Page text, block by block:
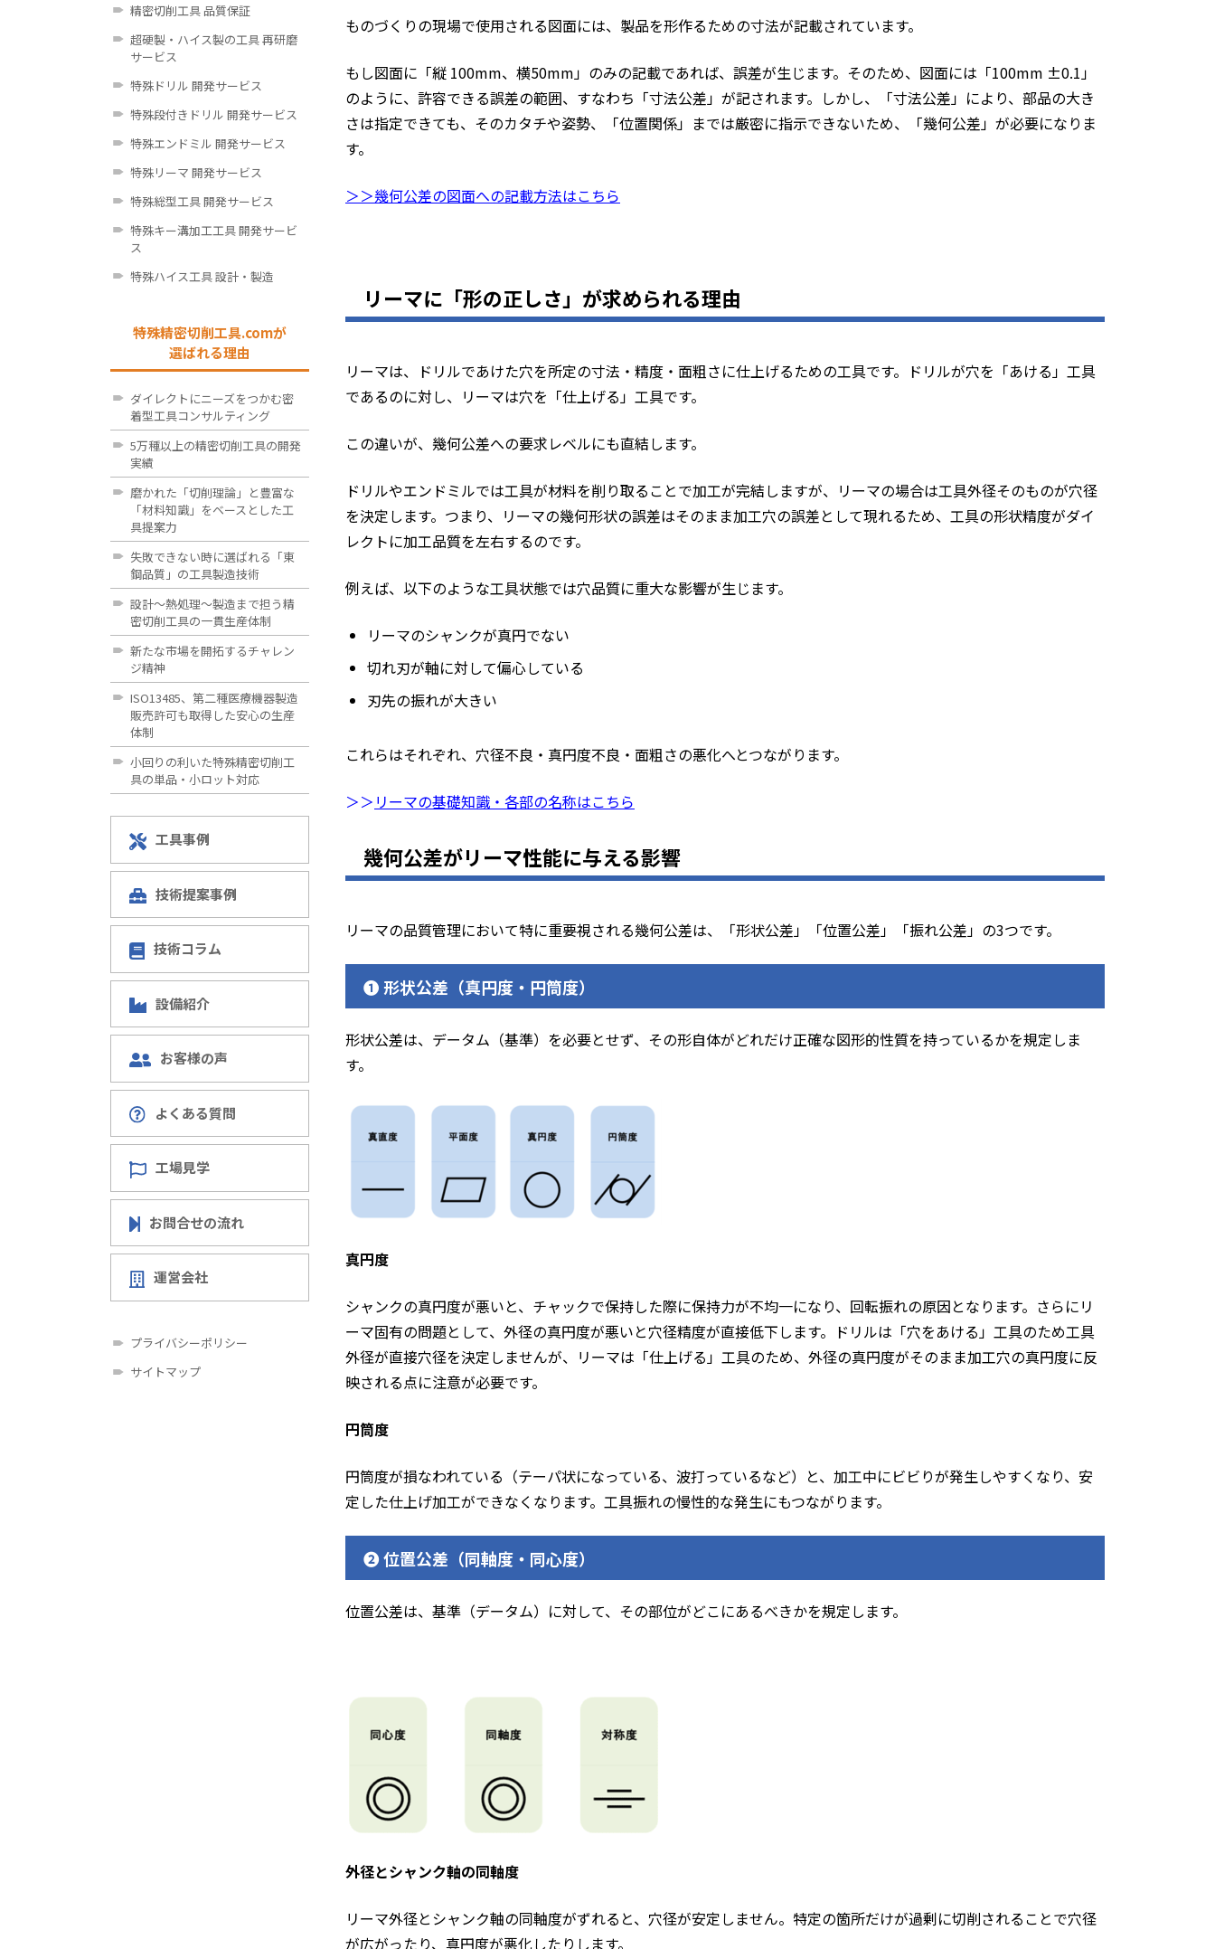
ものづくりの現場で使用される図面には、製品を形作るための寸法が記載されています。
もし図面に「縦 100mm、横50mm」のみの記載であれば、誤差が生じます。そのため、図面には「100mm ±0.1」
のように、許容できる誤差の範囲、すなわち「寸法公差」が記されます。しかし、「寸法公差」により、部品の大き
さは指定できても、そのカタチや姿勢、「位置関係」までは厳密に指示できないため、「幾何公差」が必要になりま
す。
＞＞幾何公差の図面への記載方法はこちら
リーマに「形の正しさ」が求められる理由
リーマは、ドリルであけた穴を所定の寸法・精度・面粗さに仕上げるための工具です。ドリルが穴を「あける」工具
であるのに対し、リーマは穴を「仕上げる」工具です。
この違いが、幾何公差への要求レベルにも直結します。
ドリルやエンドミルでは工具が材料を削り取ることで加工が完結しますが、リーマの場合は工具外径そのものが穴径
を決定します。つまり、リーマの幾何形状の誤差はそのまま加工穴の誤差として現れるため、工具の形状精度がダイ
レクトに加工品質を左右するのです。
例えば、以下のような工具状態では穴品質に重大な影響が生じます。
リーマのシャンクが真円でない
切れ刃が軸に対して偏心している
刃先の振れが大きい
これらはそれぞれ、穴径不良・真円度不良・面粗さの悪化へとつながります。
＞＞ リーマの基礎知識・各部の名称はこちら
幾何公差がリーマ性能に与える影響
リーマの品質管理において特に重要視される幾何公差は、「形状公差」「位置公差」「振れ公差」の3つです。
❶ 形状公差（真円度・円筒度）
形状公差は、データム（基準）を必要とせず、その形自体がどれだけ正確な図形的性質を持っているかを規定しま
す。
真円度
シャンクの真円度が悪いと、チャックで保持した際に保持力が不均一になり、回転振れの原因となります。さらにリ
ーマ固有の問題として、外径の真円度が悪いと穴径精度が直接低下します。ドリルは「穴をあける」工具のため工具
外径が直接穴径を決定しませんが、リーマは「仕上げる」工具のため、外径の真円度がそのまま加工穴の真円度に反
映される点に注意が必要です。
円筒度
円筒度が損なわれている（テーパ状になっている、波打っているなど）と、加工中にビビりが発生しやすくなり、安
定した仕上げ加工ができなくなります。工具振れの慢性的な発生にもつながります。
❷ 位置公差（同軸度・同心度）
位置公差は、基準（データム）に対して、その部位がどこにあるべきかを規定します。
外径とシャンク軸の同軸度
リーマ外径とシャンク軸の同軸度がずれると、穴径が安定しません。特定の箇所だけが過剰に切削されることで穴径
が広がったり、真円度が悪化したりします。
精密切削工具 品質保証
超硬製・ハイス製の工具 再研磨
サービス
特殊ドリル 開発サービス
特殊段付きドリル 開発サービス
特殊エンドミル 開発サービス
特殊リーマ 開発サービス
特殊総型工具 開発サービス
特殊キー溝加工工具 開発サービ
ス
特殊ハイス工具 設計・製造
特殊精密切削工具.comが
選ばれる理由
ダイレクトにニーズをつかむ密
着型工具コンサルティング
5万種以上の精密切削工具の開発
実績
磨かれた「切削理論」と豊富な
「材料知識」をベースとした工
具提案力
失敗できない時に選ばれる「東
鋼品質」の工具製造技術
設計～熱処理～製造まで担う精
密切削工具の一貫生産体制
新たな市場を開拓するチャレン
ジ精神
ISO13485、第二種医療機器製造
販売許可も取得した安心の生産
体制
小回りの利いた特殊精密切削工
具の単品・小ロット対応
工具事例
技術提案事例
技術コラム
設備紹介
お客様の声
よくある質問
工場見学
お問合せの流れ
運営会社
プライバシーポリシー
サイトマップ